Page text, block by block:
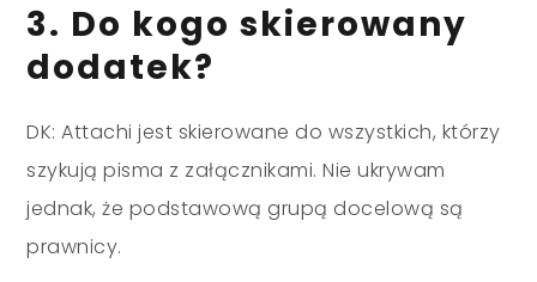
3. Do kogo skierowany
dodatek?
DK: Attachi jest skierowane do wszystkich, którzy
szykują pisma z załącznikami. Nie ukrywam
jednak, że podstawową grupą docelową są
prawnicy.